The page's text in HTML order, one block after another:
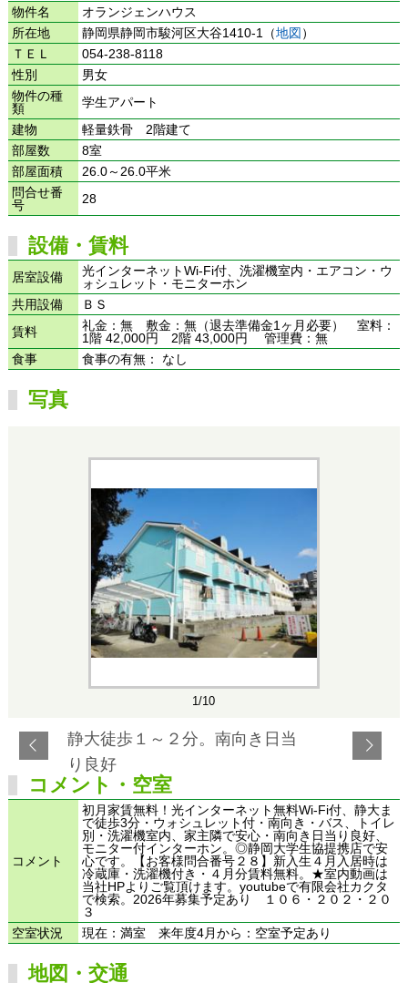
物件名
オランジェンハウス
所在地
静岡県静岡市駿河区大谷1410-1（地図 ）
ＴＥＬ
054-238-8118
性別
男女
物件の種
類
学生アパート
建物
軽量鉄骨 2階建て
部屋数
8室
部屋面積
26.0～26.0平米
問合せ番
号
28
設備・賃料
居室設備
光インターネットWi-Fi付、洗濯機室内・エアコン・ウ
ォシュレット・モニターホン
共用設備
ＢＳ
賃料
礼金：無 敷金：無（退去準備金1ヶ月必要） 室料：
1階 42,000円 2階 43,000円 管理費：無
食事
食事の有無： なし
写真
1/10
静大徒歩１～２分。南向き日当
り良好
コメント・空室
コメント
初月家賃無料！光インターネット無料Wi-Fi付、静大ま
で徒歩3分・ウォシュレット付・南向き・バス、トイレ
別・洗濯機室内、家主隣で安心・南向き日当り良好、
モニター付インターホン。◎静岡大学生協提携店で安
心です。【お客様問合番号２８】新入生４月入居時は
冷蔵庫・洗濯機付き・４月分賃料無料。★室内動画は
当社HPよりご覧頂けます。youtubeで有限会社カクタ
で検索。2026年募集予定あり １０６・２０２・２０
３
空室状況
現在：満室 来年度4月から：空室予定あり
地図・交通